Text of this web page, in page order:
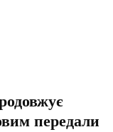
передали